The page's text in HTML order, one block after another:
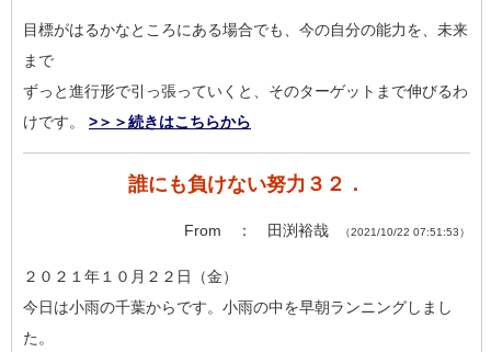
目標がはるかなところにある場合でも、今の自分の能力を、未来
ま で
ずっと進行形で引っ張っていくと、そのターゲットまで伸びるわ
けです。 >＞＞続きはこちらから
誰にも負けない努力３２．
From ： 田渕裕哉 （2021/10/22 07:51:53）
２０２１年１０月２２日（金）
今日は小雨の千葉からです。小雨の中を早朝ランニングしまし
た。